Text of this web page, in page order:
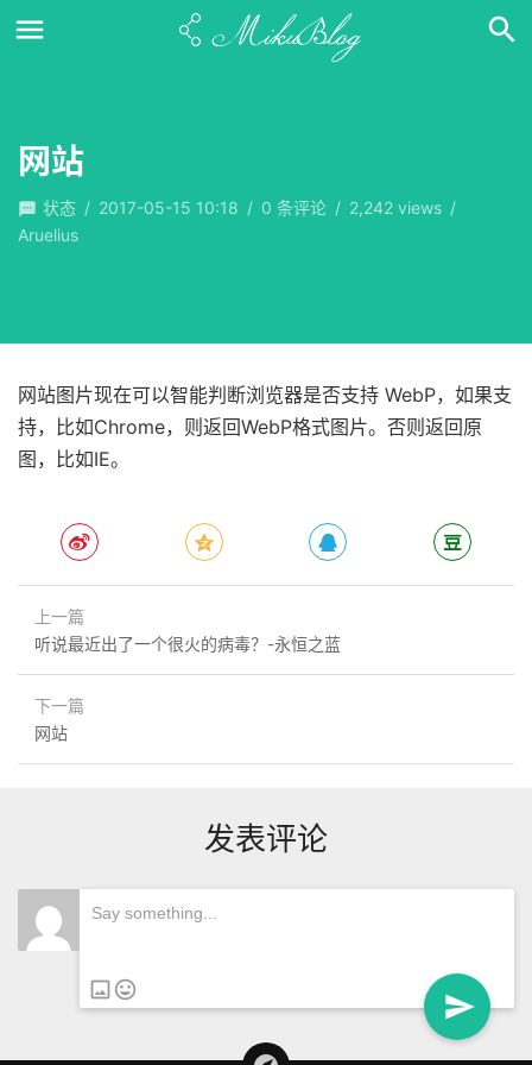
网站
状态 / 2017-05-15 10:18 / 0 条评论 / 2,242 views /
Aruelius
网站图片现在可以智能判断浏览器是否支持 WebP，如果支
持，比如Chrome，则返回WebP格式图片。否则返回原
图，比如IE。
上一篇
听说最近出了一个很火的病毒？-永恒之蓝
下一篇
网站
发表评论
